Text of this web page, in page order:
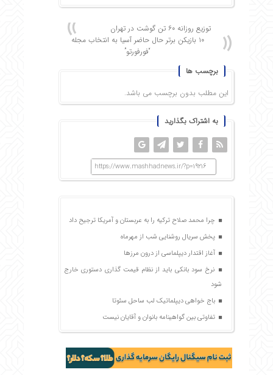
توزیع روزانه ۶۰ تن گوشت در تهران
۱۰ بازیکن برتر حال حاضر آسیا به انتخاب مجله
“فورفورتو”
برچسب ها
این مطلب بدون برچسب می باشد.
به اشتراک بگذارید
https://www.mashhadnews.ir/?p=19216
چرا محمد صلاح ترکیه را به عربستان و آمریکا ترجیح داد
پخش سریال روشنایی شب از مهرماه
آغاز اقتدار دیپلماسی از درون مرزها
نرخ سود بانکی باید از نظام قیمت گذاری دستوری خارج
شود
باج خواهی دیپلماتیک لب ساحل سئوتا
تفاوتی بین گواهینامه بانوان و آقایان نیست